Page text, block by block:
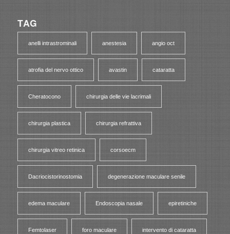
TAG
anelli intrastrominali anestesia angio oct
atrofia del nervo ottico avastin cataratta
Cheratocono chirurgia delle vie lacrimali
chirurgia plastica chirurgia refrattiva
chirurgia vitreo retinica corsoecm
Dacriocistorinostomia degenerazione maculare senile
edema maculare Endoscopia nasale epiretiniche
Femtolaser foro maculare intervento di cataratta